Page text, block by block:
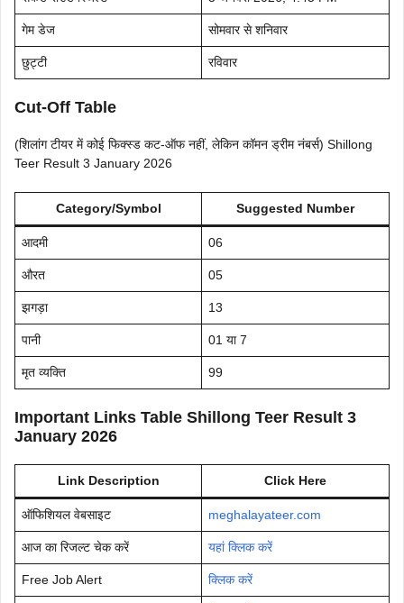
गेम डेज सोमवार से शनिवार
छुट्टी रविवार
Cut-Off Table
(शिलांग टीयर में कोई फिक्स्ड कट-ऑफ नहीं, लेकिन कॉमन ड्रीम नंबर्स) Shillong
Teer Result 3 January 2026
Category/Symbol Suggested Number
आदमी 06
औरत 05
झगड़ा 13
पानी 01 या 7
मृत व्यक्ति 99
Important Links Table Shillong Teer Result 3
January 2026
Link Description Click Here
ऑफिशियल वेबसाइट meghalayateer.com
आज का रिजल्ट चेक करें यहां क्लिक करें
Free Job Alert क्लिक करें